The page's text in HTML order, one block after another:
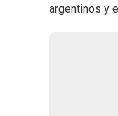
argentinos y